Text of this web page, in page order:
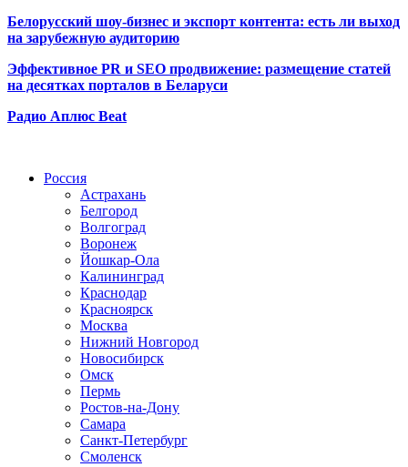
Белорусский шоу-бизнес и экспорт контента: есть ли выход
на зарубежную аудиторию
Эффективное PR и SEO продвижение: размещение статей
на десятках порталов в Беларуси
Радио Аплюс Beat
Россия
Астрахань
Белгород
Волгоград
Воронеж
Йошкар-Ола
Калининград
Краснодар
Красноярск
Москва
Нижний Новгород
Новосибирск
Омск
Пермь
Ростов-на-Дону
Самара
Санкт-Петербург
Смоленск